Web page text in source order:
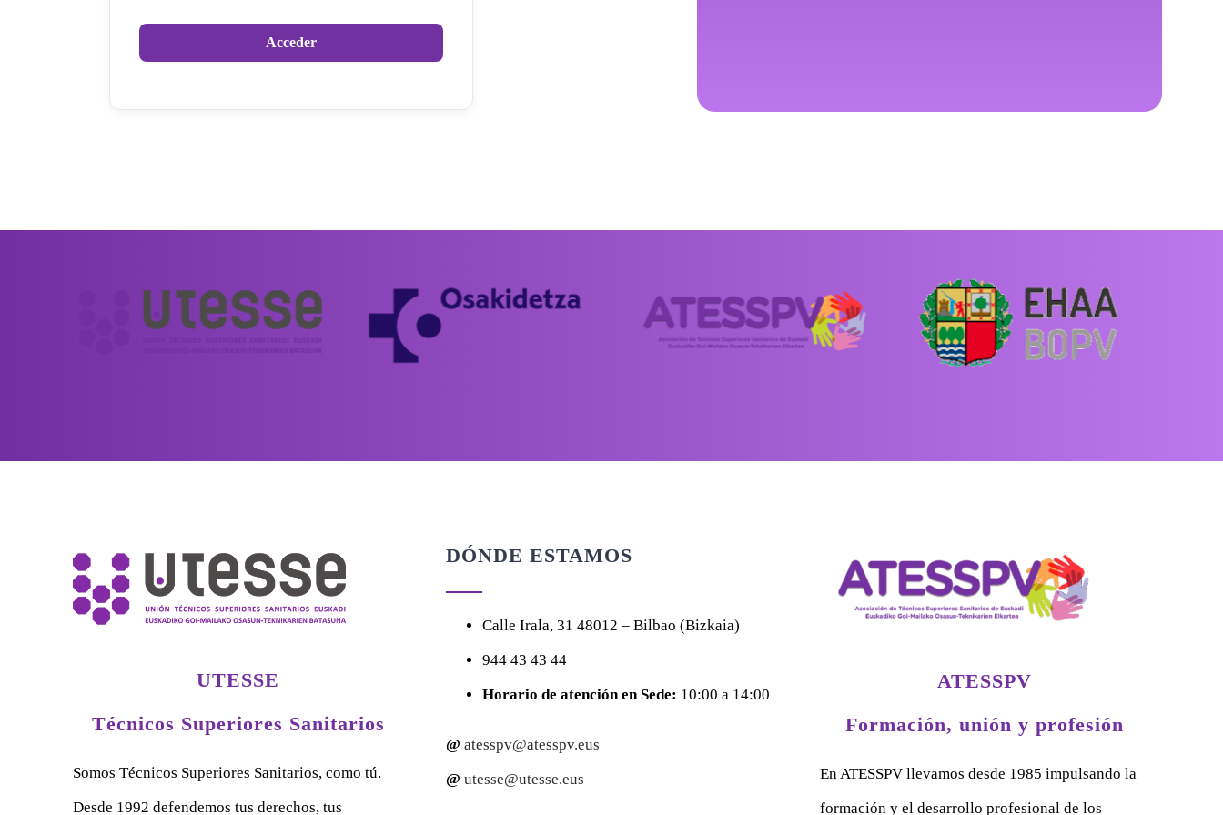
UTESSE
Técnicos Superiores Sanitarios
Somos Técnicos Superiores Sanitarios, como tú.
Desde 1992 defendemos tus derechos, tus
DÓNDE ESTAMOS
CalleIrala, 3148012 – Bilbao (Bizkaia)
944 43 43 44
Horario de atención en Sede: 10:00 a 14:00
@ atesspv@atesspv.eus
@ utesse@utesse.eus
ATESSPV
Formación, unión y profesión
En ATESSPV llevamos desde 1985 impulsando la
formación y el desarrollo profesional de los